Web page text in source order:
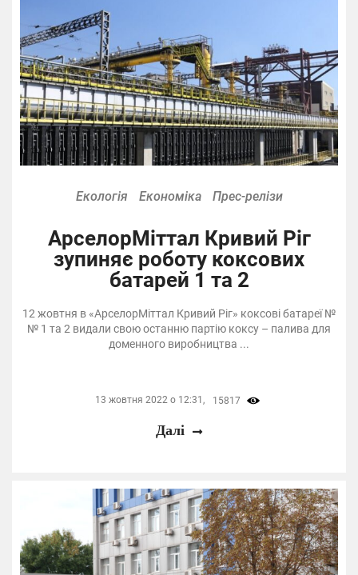
Екологія Економіка Прес-релізи
АрселорМіттал Кривий Ріг
зупиняє роботу коксових
батарей 1 та 2
12 жовтня в «АрселорМіттал Кривий Ріг» коксові батареї №
№ 1 та 2 видали свою останню партію коксу – палива для
доменного виробництва ...
13 жовтня 2022 о 12:31, 15817
Далі